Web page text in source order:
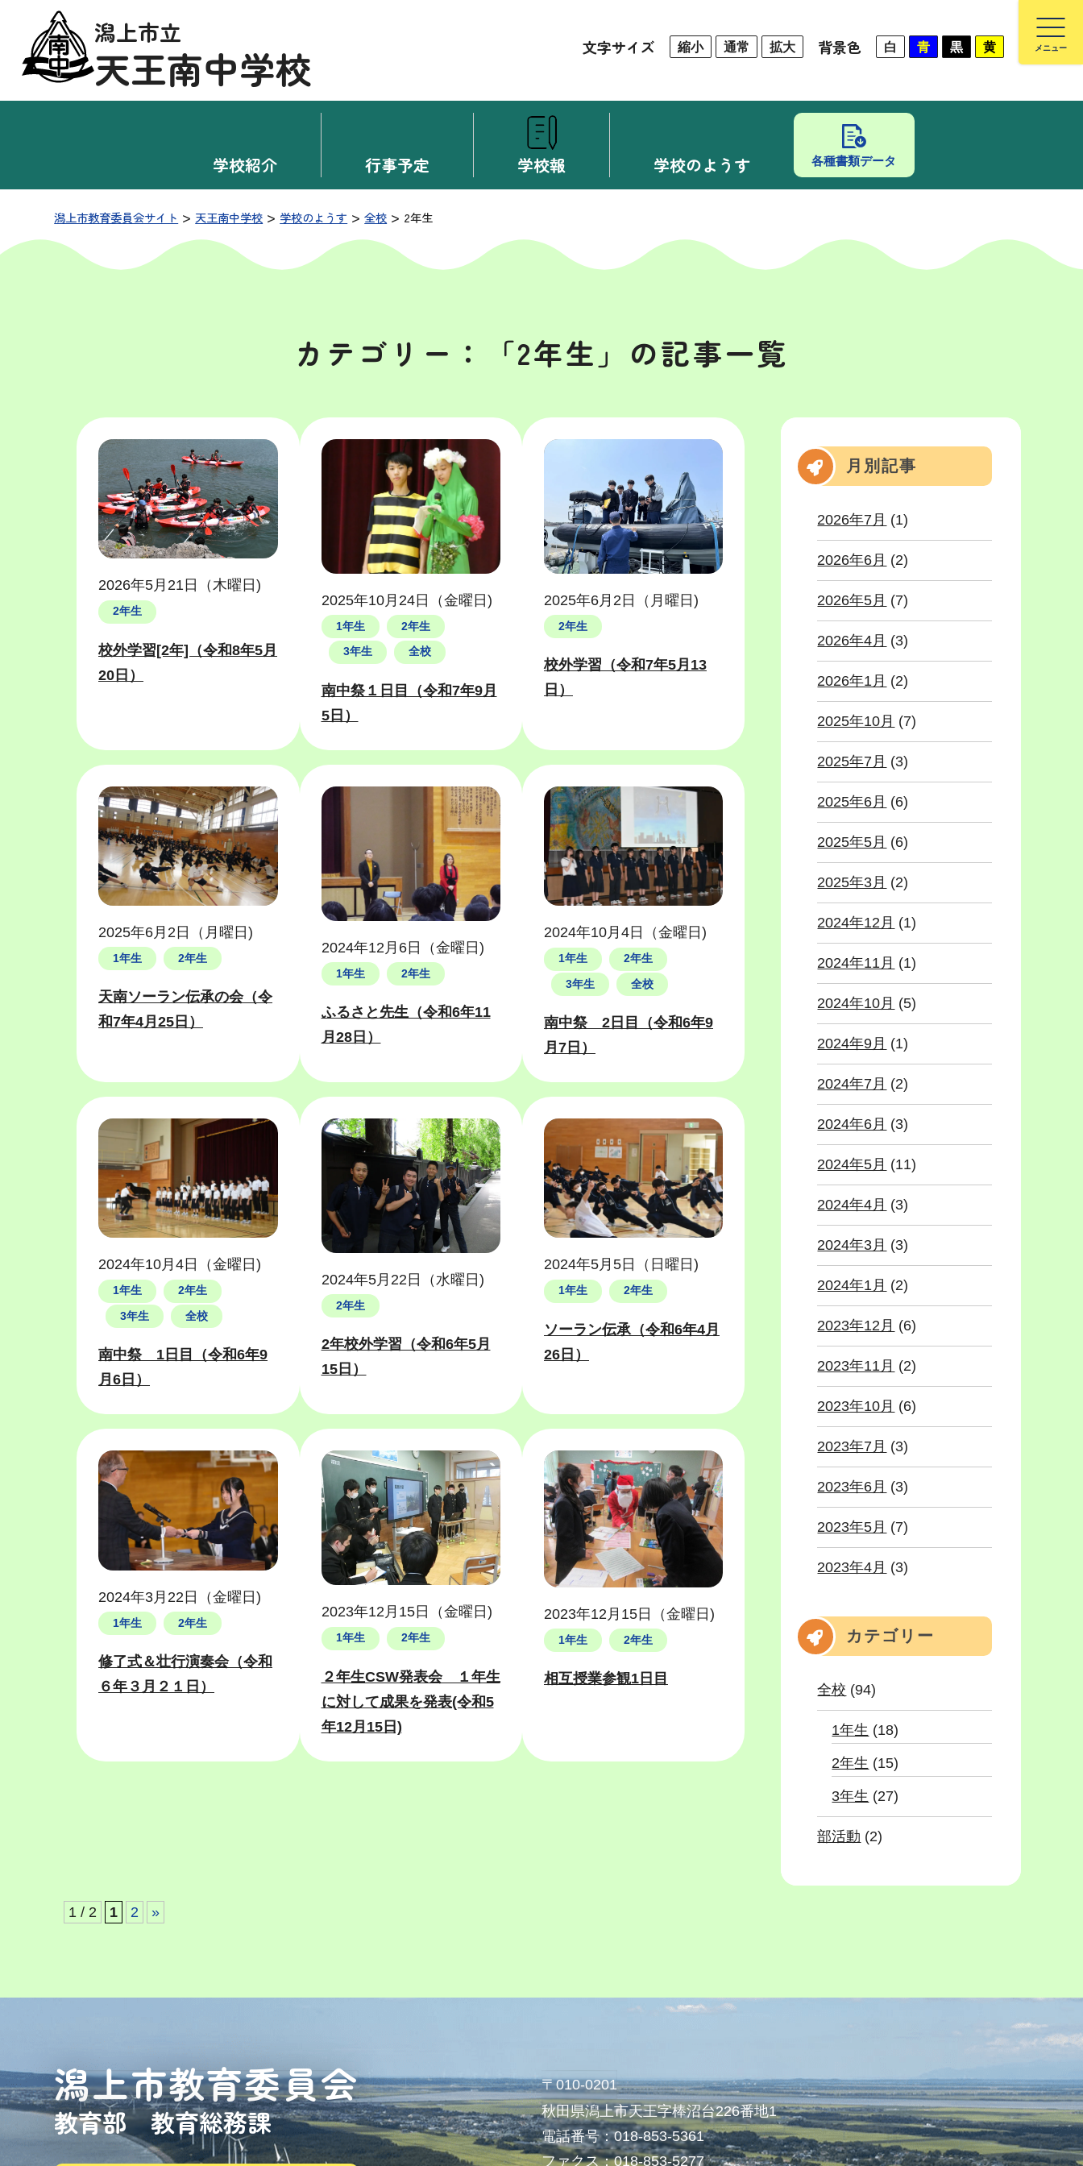
潟上市立
天王南中学校 文字サイズ 縮小 通常 拡大 背景色 白 青 黒 黄
学校紹介 行事予定 学校報 学校のようす 各種書類データ
潟上市教育委員会サイト > 天王南中学校 > 学校のようす >全校 > 2年生
カテゴリー：「2年生」の記事一覧
2026年5月21日（木曜日)
2年生
校外学習[2年]（令和8年5月
20日）
2025年10月24日（金曜日)
1年生 2年生
3年生 全校
南中祭１日目（令和7年9月
5日）
2025年6月2日（月曜日)
2年生
校外学習（令和7年5月13
日）
2025年6月2日（月曜日)
1年生 2年生
天南ソーラン伝承の会（令
和7年4月25日）
2024年12月6日（金曜日)
1年生 2年生
ふるさと先生（令和6年11
月28日）
2024年10月4日（金曜日)
1年生 2年生
3年生 全校
南中祭 2日目（令和6年9
月7日）
2024年10月4日（金曜日)
1年生 2年生
3年生 全校
南中祭 1日目（令和6年9
月6日）
2024年5月22日（水曜日)
2年生
2年校外学習（令和6年5月
15日）
2024年5月5日（日曜日)
1年生 2年生
ソーラン伝承（令和6年4月
26日）
2024年3月22日（金曜日)
1年生 2年生
修了式＆壮行演奏会（令和
６年３月２１日）
2023年12月15日（金曜日)
1年生 2年生
２年生CSW発表会 １年生
に対して成果を発表(令和5
年12月15日)
2023年12月15日（金曜日)
1年生 2年生
相互授業参観1日目
月別記事
2026年7月 (1)
2026年6月 (2)
2026年5月 (7)
2026年4月 (3)
2026年1月 (2)
2025年10月 (7)
2025年7月 (3)
2025年6月 (6)
2025年5月 (6)
2025年3月 (2)
2024年12月 (1)
2024年11月 (1)
2024年10月 (5)
2024年9月 (1)
2024年7月 (2)
2024年6月 (3)
2024年5月 (11)
2024年4月 (3)
2024年3月 (3)
2024年1月 (2)
2023年12月 (6)
2023年11月 (2)
2023年10月 (6)
2023年7月 (3)
2023年6月 (3)
2023年5月 (7)
2023年4月 (3)
カテゴリー
全校 (94)
1年生 (18)
2年生 (15)
3年生 (27)
部活動 (2)
1 / 2 1 2 »
潟上市教育委員会
教育部 教育総務課
〒010-0201
秋田県潟上市天王字棒沼台226番地1
電話番号：018-853-5361
ファクス：018-853-5277